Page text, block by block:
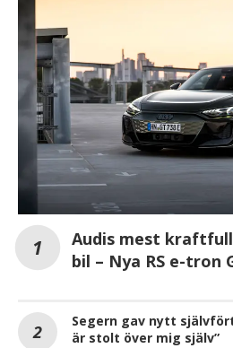
Audis mest
bil – Nya RS e-tron
Segern gav nytt
är stolt över mig själv”